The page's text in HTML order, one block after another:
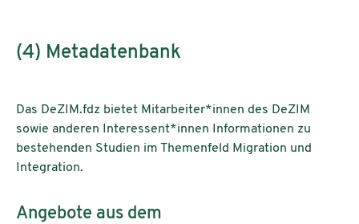
(4) Metadatenbank
Das DeZIM.fdz bietet Mitarbeiter*innen des DeZIM
sowie anderen Interessent*innen Informationen zu
bestehenden Studien im Themenfeld Migration und
Integration.
Angebote aus dem